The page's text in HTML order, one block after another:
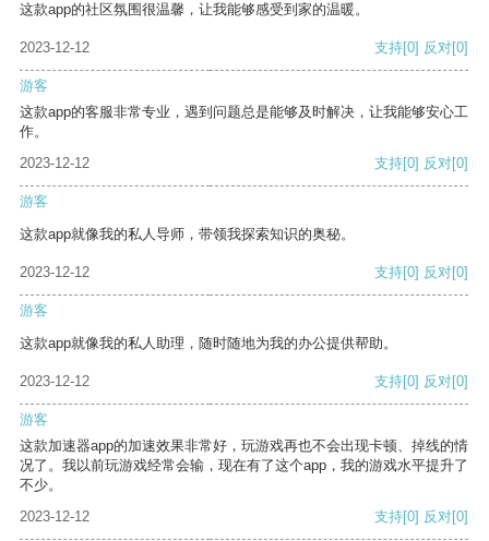
这款app的社区氛围很温馨，让我能够感受到家的温暖。
2023-12-12 支持[0] 反对[0]
游客
这款app的客服非常专业，遇到问题总是能够及时解决，让我能够安心工
作。
2023-12-12
支持[0] 反对[0]
游客
这款app就像我的私人导师，带领我探索知识的奥秘。
2023-12-12 支持[0] 反对[0]
游客
这款app就像我的私人助理，随时随地为我的办公提供帮助。
2023-12-12 支持[0] 反对[0]
游客
这款加速器app的加速效果非常好，玩游戏再也不会出现卡顿、掉线的情
况了。我以前玩游戏经常会输，现在有了这个app，我的游戏水平提升了
不少。
2023-12-12
支持[0] 反对[0]